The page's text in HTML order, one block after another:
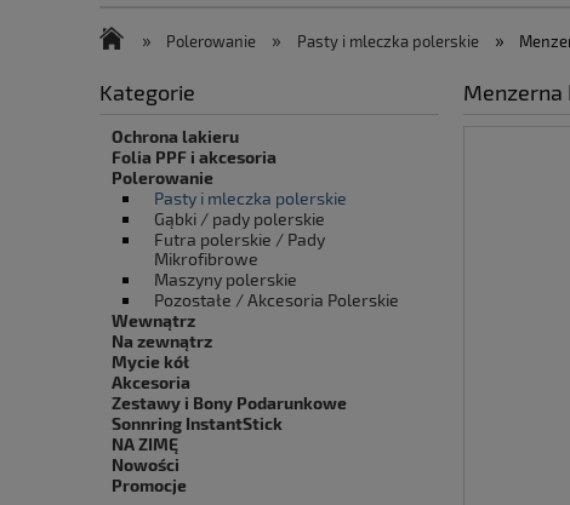
» Polerowanie » Pasty i mleczka polerskie »
Kategorie
Ochrona lakieru
Folia PPF i akcesoria
Polerowanie
Pasty i mleczka polerskie
Gąbki / pady polerskie
Futra polerskie / Pady
Mikrofibrowe
Maszyny polerskie
Pozostałe / Akcesoria Polerskie
Wewnątrz
Na zewnątrz
Mycie kół
Akcesoria
Zestawy i Bony Podarunkowe
Sonnring InstantStick
NA ZIMĘ
Nowości
Promocje
Menzerna